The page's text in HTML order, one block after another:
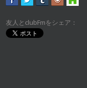
友人とclubFmをシェア：